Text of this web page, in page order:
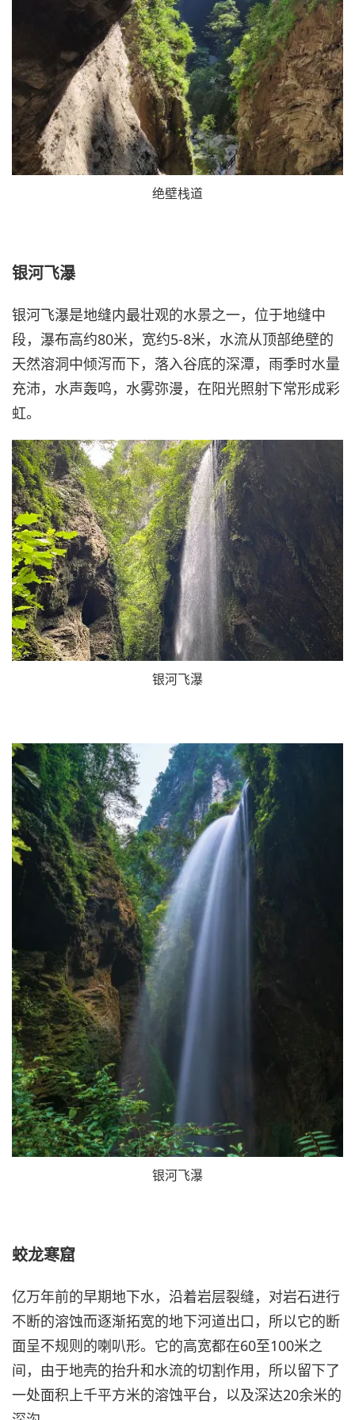
绝壁栈道
银河飞瀑
银河飞瀑是地缝内最壮观的水景之一，位于地缝中
段，瀑布高约80米，宽约5-8米，水流从顶部绝壁的
天然溶洞中倾泻而下，落入谷底的深潭，雨季时水量
充沛，水声轰鸣，水雾弥漫，在阳光照射下常形成彩
虹。
银河飞瀑
银河飞瀑
蛟龙寒窟
亿万年前的早期地下水，沿着岩层裂缝，对岩石进行
不断的溶蚀而逐渐拓宽的地下河道出口，所以它的断
面呈不规则的喇叭形。它的高宽都在60至100米之
间，由于地壳的抬升和水流的切割作用，所以留下了
一处面积上千平方米的溶蚀平台，以及深达20余米的